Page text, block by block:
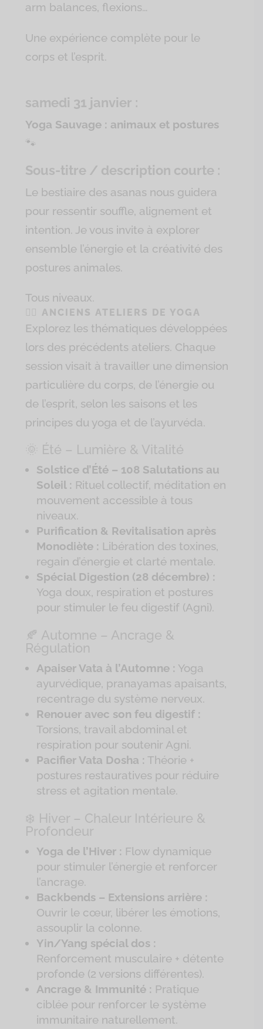
arm balances, flexions…
Une expérience complète pour le
corps et l’esprit.
samedi 31 janvier :
Yoga Sauvage : animaux et postures
🐾
Sous-titre / description courte :
Le bestiaire des asanas nous guidera
pour ressentir souffle, alignement et
intention. Je vous invite à explorer
ensemble l’énergie et la créativité des
postures animales.
Tous niveaux.
🧘‍♀️ ANCIENS ATELIERS DE YOGA
Explorez les thématiques développées
lors des précédents ateliers. Chaque
session visait à travailler une dimension
particulière du corps, de l’énergie ou
de l’esprit, selon les saisons et les
principes du yoga et de l’ayurvéda.
🌞 Été – Lumière & Vitalité
Solstice d’Été – 108 Salutations au
Soleil : Rituel collectif, méditation en
mouvement accessible à tous
niveaux.
Purification & Revitalisation après
Monodiète : Libération des toxines,
regain d’énergie et clarté mentale.
Spécial Digestion (28 décembre) :
Yoga doux, respiration et postures
pour stimuler le feu digestif (Agni).
🍂 Automne – Ancrage &
Régulation
Apaiser Vata à l’Automne : Yoga
ayurvédique, pranayamas apaisants,
recentrage du système nerveux.
Renouer avec son feu digestif :
Torsions, travail abdominal et
respiration pour soutenir Agni.
Pacifier Vata Dosha : Théorie +
postures restauratives pour réduire
stress et agitation mentale.
❄️ Hiver – Chaleur Intérieure &
Profondeur
Yoga de l’Hiver : Flow dynamique
pour stimuler l’énergie et renforcer
l’ancrage.
Backbends – Extensions arrière :
Ouvrir le cœur, libérer les émotions,
assouplir la colonne.
Yin/Yang spécial dos :
Renforcement musculaire + détente
profonde (2 versions différentes).
Ancrage & Immunité : Pratique
ciblée pour renforcer le système
immunitaire naturellement.